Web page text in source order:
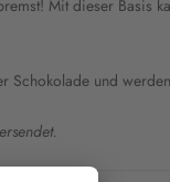
Mit dieser Basis
Schokolade und